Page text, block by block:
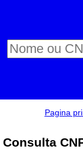
Pagina
Consulta